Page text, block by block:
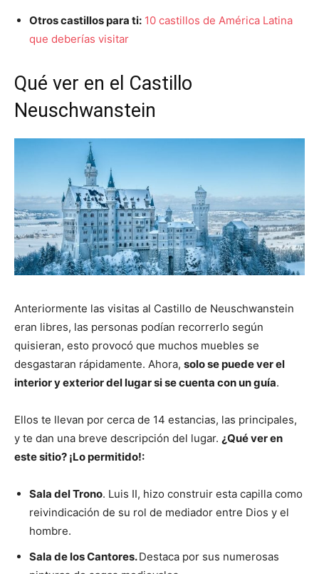
Otros castillos para ti: 10 castillos de América Latina
que deberías visitar
Qué ver en el Castillo
Neuschwanstein
Anteriormente las visitas al Castillo de Neuschwanstein
eran libres, las personas podían recorrerlo según
quisieran, esto provocó que muchos muebles se
desgastaran rápidamente. Ahora, solo se puede ver el
interior y exterior del lugar si se cuenta con un guía.
Ellos te llevan por cerca de 14 estancias, las principales,
y te dan una breve descripción del lugar. ¿Qué ver en
este sitio? ¡Lo permitido!:
Sala del Trono. Luis II, hizo construir esta capilla como
reivindicación de su rol de mediador entre Dios y el
hombre.
Sala de los Cantores.Destaca por sus numerosas